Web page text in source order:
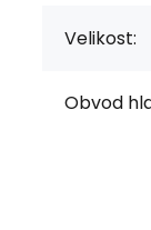
Velikost:
Obvod